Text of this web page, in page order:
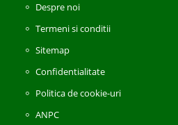
Despre noi
Termeni si conditii
Sitemap
Confidentialitate
Politica de cookie-uri
ANPC